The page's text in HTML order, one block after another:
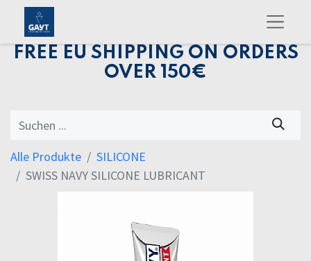
FREE EU SHIPPING ON ORDERS
OVER 150€
Alle Produkte
SILICONE
SWISS NAVY SILICONE LUBRICANT